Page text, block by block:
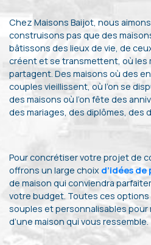
Chez Maisons Baijot, nous
construisons pas que des
bâtissons des lieux de vie, de
créent et se transmettent, où les
partagent. Des maisons où des
couples vieillissent, où l’on se
des maisons où l’on fête des
des mariages, des diplômes, des
Pour concrétiser votre projet de
offrons un large choix d’idées de
de maison qui conviendra
votre budget. Toutes ces
souples et personnalisables
d’une maison qui vous ressemble.